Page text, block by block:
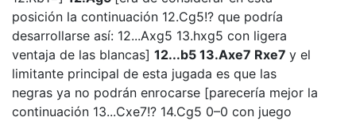
posición la continuación 12.Cg5!? que podría
desarrollarse así: 12...Axg5 13.hxg5 con ligera
ventaja de las blancas] 12...b5 13.Axe7 Rxe7 y el
limitante principal de esta jugada es que las
negras ya no podrán enrocarse [parecería mejor la
continuación 13...Cxe7!? 14.Cg5 0–0 con juego